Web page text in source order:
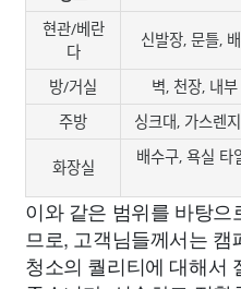
현관/베란
다
신발장, 문틀,
방/거실
벽, 천장, 내
주방
싱크대, 가스렌
화장실
배수구, 욕실 타
이와 같은 범위를 바탕
므로, 고객님들께서는
청소의 퀄리티에 대해서